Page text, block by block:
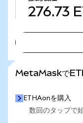
276.73
MetaMaskで
ETHAonを購入
数回のタップで